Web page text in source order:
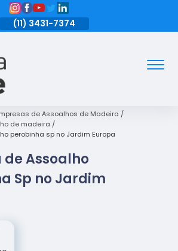
(11) 3431-7374
de Assoalhos de Madeira
de madeira
perobinha sp no Jardim Europa
de Assoalho
Sp no Jardim